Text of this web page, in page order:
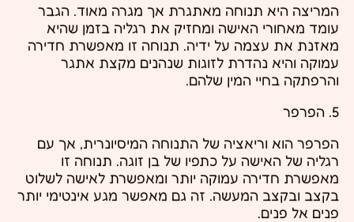
המריצה היא תנוחה מאתגרת אך מגרה מאוד. הגבר
עומד מאחורי האישה ומחזיק את רגליה בזמן שהיא
מאזנת את עצמה על ידיה. תנוחה זו מאפשרת חדירה
עמוקה והיא נהדרת לזוגות שנהנים מקצת אתגר
והרפתקה בחיי המין שלהם.
5. הפרפר
הפרפר הוא וריאציה של התנוחה המיסיונרית, אך עם
רגליה של האישה על כתפיו של בן זוגה. תנוחה זו
מאפשרת חדירה עמוקה יותר ומאפשרת לאישה לשלוט
בקצב ובקצב המעשה. זה גם מאפשר מגע אינטימי יותר
פנים אל פנים.